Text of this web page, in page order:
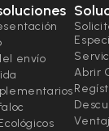
envío
Abrir